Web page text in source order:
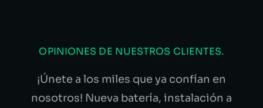
OPINIONES DE NUESTROS CLIENTES.
¡Únete a los miles que ya confían en
nosotros! Nueva batería, instalación a